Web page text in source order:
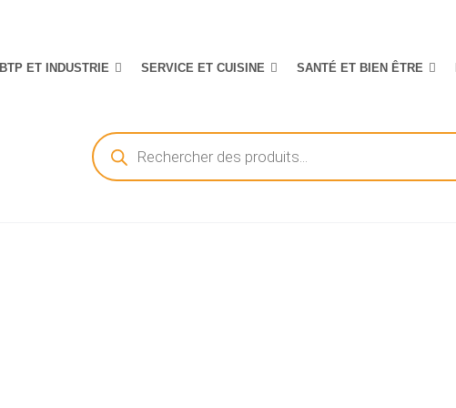
BTP ET INDUSTRIE SERVICE ET CUISINE SANTÉ ET BIEN ÊTRE
Recherche
de
produits